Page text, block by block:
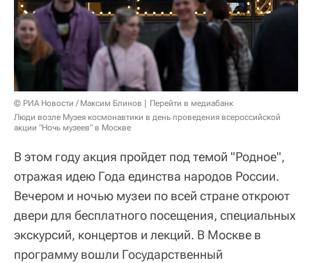
© РИА Новости / Максим Блинов
Перейти в медиабанк
Люди возле Музея космонавтики в день проведения всероссийской
акции "Ночь музеев" в Москве
В этом году акция пройдет под темой "Родное",
отражая идею Года единства народов России.
Вечером и ночью музеи по всей стране откроют
двери для бесплатного посещения, специальных
экскурсий, концертов и лекций. В Москве в
программу вошли Государственный